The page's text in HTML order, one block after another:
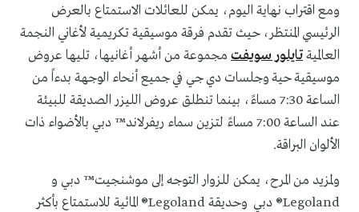
ومع اقتراب نهاية اليوم، يمكن للعائلات الاستمتاع بالعرض
الرئيسي المنتظر، حيث تقدم فرقة موسيقية تكريمية لأغاني النجمة
العالميةتايلور سويفتمجموعة من أشهر أغانيها، تليها عروض
موسيقية حية وجلسات دي جي في جميع أنحاء الوجهة بدءاً من
الساعة 7:30 مساءً، بينما تنطلق عروض الليزر الصديقة للبيئة
عند الساعة 7:00 مساءً لتزين سماء ريفرلاند™ دبي بالأضواء ذات
الألوان البراقة.
ولمزيد من المرح، يمكن للزوار التوجه إلى موشنجيت™ دبي و
Legoland® دبي وحديقة Legoland® المائية للاستمتاع بأكثر